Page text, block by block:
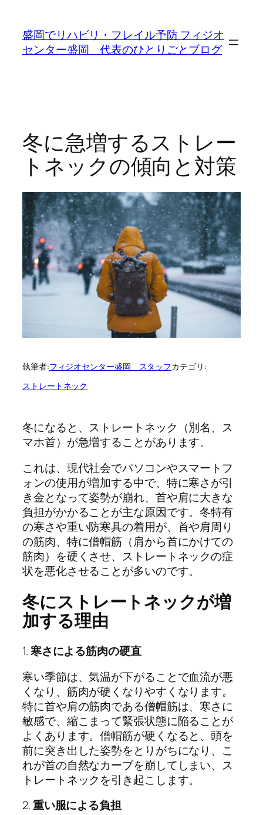
盛岡でリハビリ・フレイル予防 フィジオ
センター盛岡 代表のひとりごとブログ
冬に急増するストレー
トネックの傾向と対策
執筆者:フィジオセンター盛岡 スタッフカテゴリ:
ストレートネック
冬になると、ストレートネック（別名、ス
マホ首）が急増することがあります。
これは、現代社会でパソコンやスマートフ
ォンの使用が増加する中で、特に寒さが引
き金となって姿勢が崩れ、首や肩に大きな
負担がかかることが主な原因です。冬特有
の寒さや重い防寒具の着用が、首や肩周り
の筋肉、特に僧帽筋（肩から首にかけての
筋肉）を硬くさせ、ストレートネックの症
状を悪化させることが多いのです。
冬にストレートネックが増
加する理由
1.寒さによる筋肉の硬直
寒い季節は、気温が下がることで血流が悪
くなり、筋肉が硬くなりやすくなります。
特に首や肩の筋肉である僧帽筋は、寒さに
敏感で、縮こまって緊張状態に陥ることが
よくあります。僧帽筋が硬くなると、頭を
前に突き出した姿勢をとりがちになり、こ
れが首の自然なカーブを崩してしまい、ス
トレートネックを引き起こします。
2.重い服による負担